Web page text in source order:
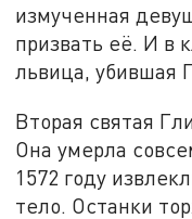
измученная
призвать её. И в
львица, убившая
Вторая святая
Она умерла
1572 году
тело. Останки